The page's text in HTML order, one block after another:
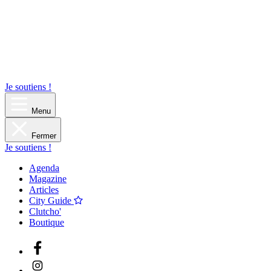
Je soutiens !
Menu
Fermer
Je soutiens !
Agenda
Magazine
Articles
City Guide
Clutcho'
Boutique